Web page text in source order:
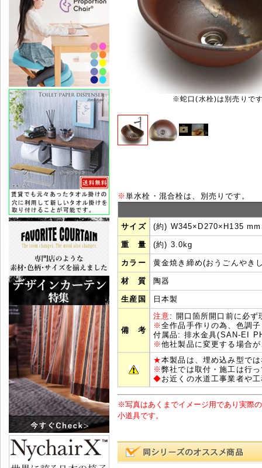
※蛇口(水栓)は別売りで
※単水栓・混合栓は、別売りです。
サイズ (約) W345×D270×H135 mm
重 量 (約) 3.0kg
カラー 黄金焼き締め(おうごんやき
材 質 陶器
生産国 日本製
備 考
注意: 開口箇所開口前に必ず
※全作品手作りの為、色調
付属品: 排水金具(SAN-EI
※他社製品に変更する場合
★本製品は、埋め込み型で
※弊社では取付・施工は行
◆お近くの水道工事業者や
※写真はあくまでイメージ用であり実際
小道具です。